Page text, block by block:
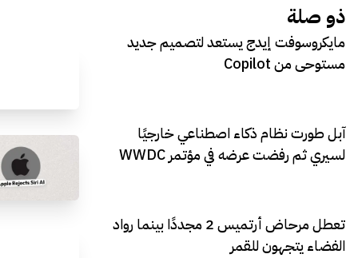
ذو صلة
مايكروسوفت إيدج يستعد لتصميم جديد
مستوحى من Copilot
آبل طورت نظام ذكاء اصطناعي خارجيًا
لسيري ثم رفضت عرضه في مؤتمر WWDC
تعطل مرحاض أرتميس 2 مجددًا بينما رواد
الفضاء يتجهون للقمر